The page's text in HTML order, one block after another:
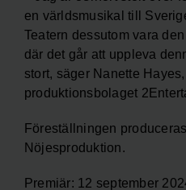
en världsmusikal till
Teatern dessutom vara
där det går att uppleva
stort, säger Nanette
produktionsbolaget
Föreställningen
Nöjesproduktion.
Premiär: 12 september